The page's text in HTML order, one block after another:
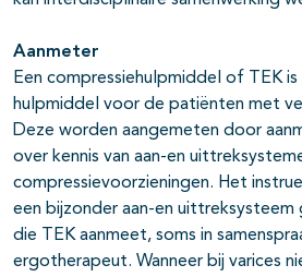
Aanmeter
Een compressiehulpmiddel of TEK
hulpmiddel voor de patiënten met
Deze worden aangemeten door
over kennis van aan-en
compressievoorzieningen. Het
een bijzonder aan-en
die TEK aanmeet, soms in
ergotherapeut. Wanneer bij varices